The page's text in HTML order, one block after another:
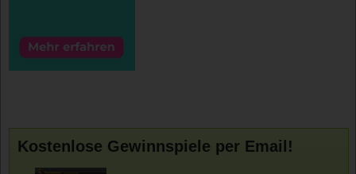
Kostenlose Gewinnspiele per Email!